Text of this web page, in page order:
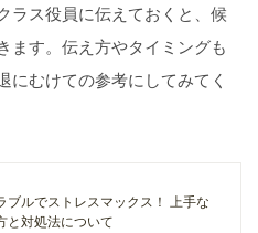
ラス役員に伝えておくと、候
ます。伝え方やタイミングも
にむけての参考にしてみてく
ブルでストレスマックス！ 上手な
と対処法について